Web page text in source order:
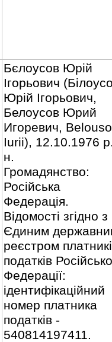
Бєлоусов Юрiй
Iгорьович
Юрiй Iгорьович,
Белоусов Юрий
Игоревич,
Iurii), 12.10.1976
н.
Громадянство:
Росiйська
Федерацiя.
Вiдомостi згiдно з
Єдиним
реєстром
податкiв
Федерацiї:
iдентифiкацiйний
номер платника
податкiв -
540814197411.